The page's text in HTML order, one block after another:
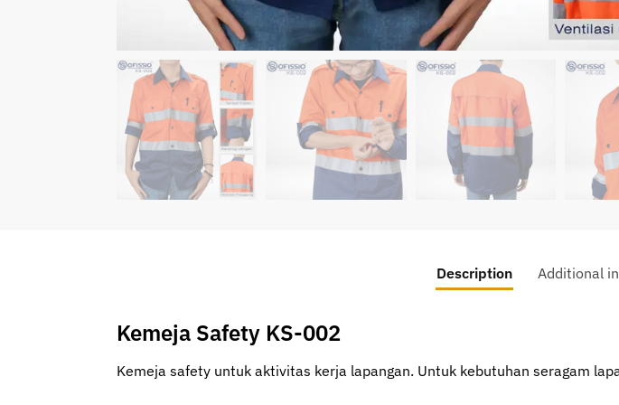
Description Additional
Kemeja Safety KS-002
Kemeja safety untuk aktivitas kerja lapangan. Untuk kebutuhan seragam